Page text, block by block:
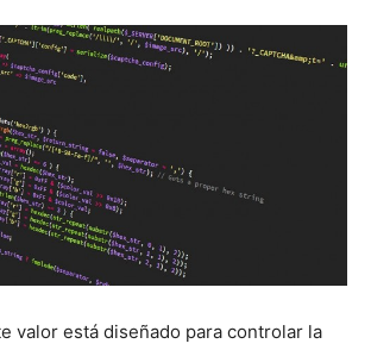
valor está diseñado para controlar la